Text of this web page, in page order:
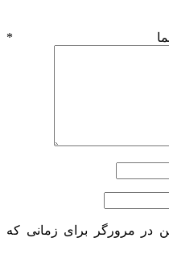
شما *
در مرورگر برای زمانی که